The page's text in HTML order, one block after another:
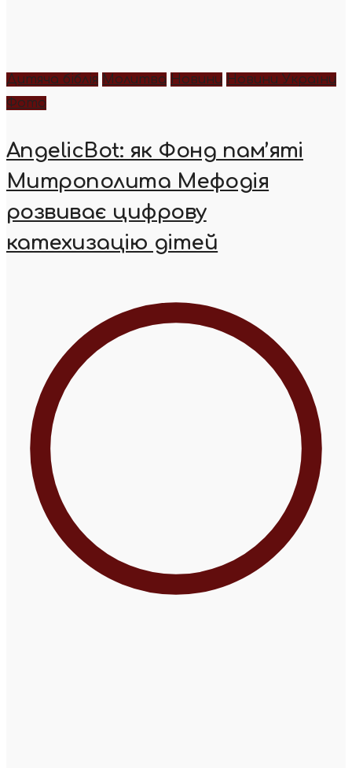
Дитяча біблія Молитва Новини Новини України
Фото
AngelicBot: як Фонд пам’яті
Митрополита Мефодія
розвиває цифрову
катехизацію дітей